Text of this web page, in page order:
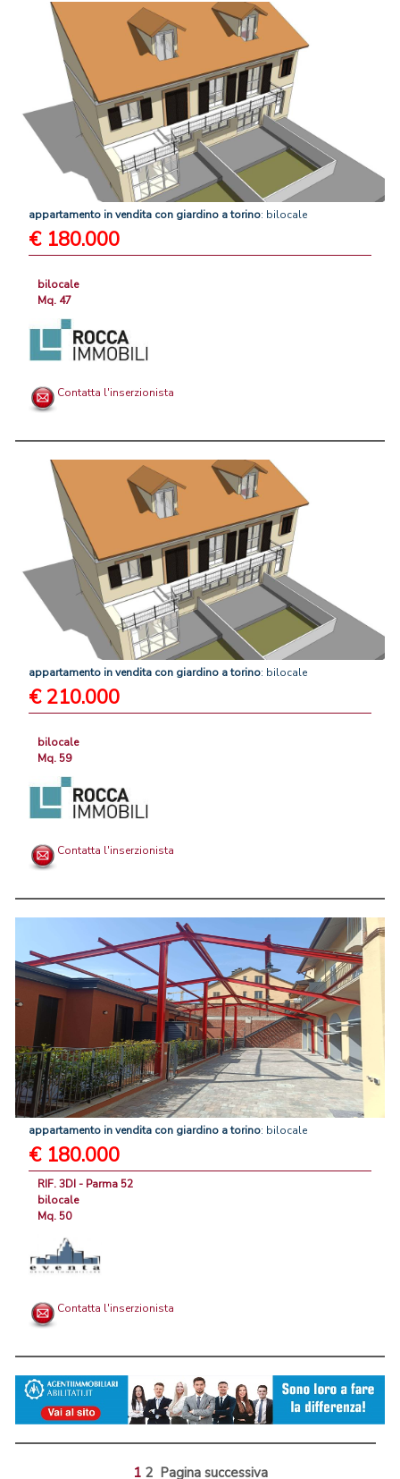
appartamento invendita con giardino atorino: bilocale
€ 180.000
bilocale
Mq. 47
Contatta l'inserzionista
appartamento invendita con giardino atorino: bilocale
€ 210.000
bilocale
Mq. 59
Contatta l'inserzionista
appartamento invendita con giardino atorino: bilocale
€ 180.000
RIF. 3DI - Parma 52
bilocale
Mq. 50
Contatta l'inserzionista
1 2 Pagina successiva